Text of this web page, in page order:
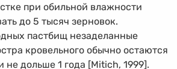
при обильной влажности
до 5 тысяч зерновок.
пастбищ незаделанные
кровельного обычно остаются
дольше 1 года [Mitich, 1999].